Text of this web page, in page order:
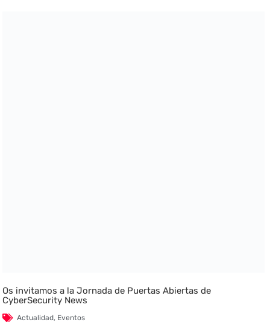
Os invitamos a la Jornada de Puertas Abiertas de
CyberSecurity News
Actualidad, Eventos